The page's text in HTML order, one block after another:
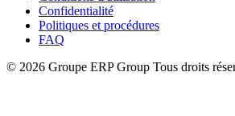
Confidentialité
Politiques et procédures
FAQ
© 2026 Groupe ERP Group Tous droits